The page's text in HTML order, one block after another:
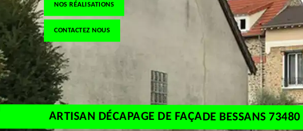
NOS RÉALISATIONS
CONTACTEZ NOUS
ARTISAN DÉCAPAGE DE FAÇADE BESSANS 73480